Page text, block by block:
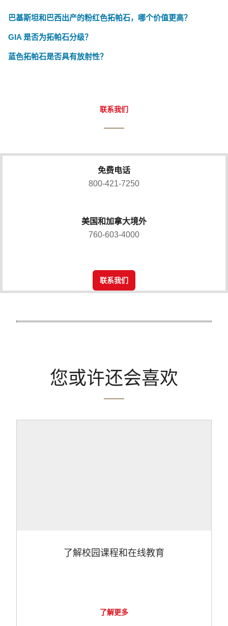
巴基斯坦和巴西出产的粉红色拓帕石，哪个价值更高？
GIA 是否为拓帕石分级？
蓝色拓帕石是否具有放射性？
联系我们
免费电话
800-421-7250
美国和加拿大境外
760-603-4000
联系我们
您或许还会喜欢
了解校园课程和在线教育
了解更多